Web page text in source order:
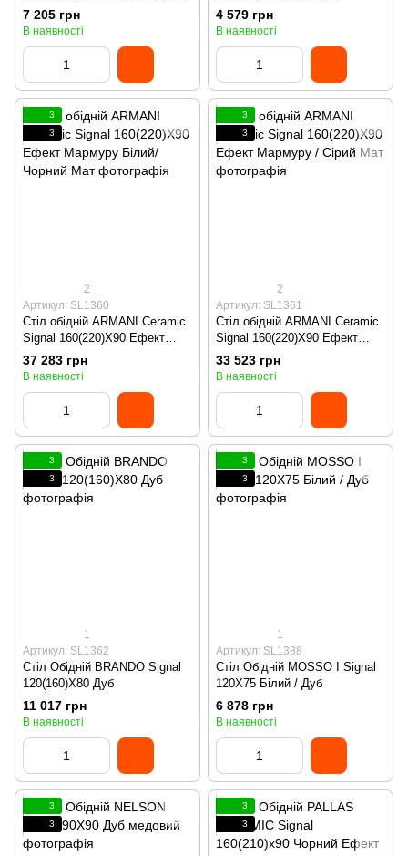
**
7 205 грн
В наявності
4 579 грн
В наявності
3
3
2
Артикул: SL1360
Стіл обідній ARMANI Ceramic
Signal 160(220)X90 Ефект
Мармуру Білий/ Чорний Мат
37 283 грн
В наявності
3
3
2
Артикул: SL1361
Стіл обідній ARMANI Ceramic
Signal 160(220)X90 Ефект
Мармуру / Сірий Мат
33 523 грн
В наявності
3
3
1
Артикул: SL1362
Стіл Обідній BRANDO Signal
120(160)X80 Дуб
11 017 грн
В наявності
3
3
1
Артикул: SL1388
Стіл Обідній MOSSO I Signal
120X75 Білий / Дуб
6 878 грн
В наявності
3
3
3
3